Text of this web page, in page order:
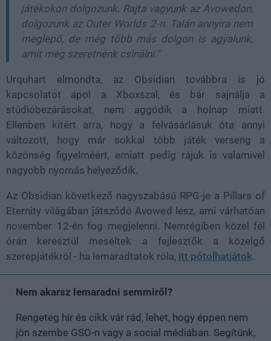
játékokon dolgozunk. Rajta vagyunk az Avowedon,
dolgozunk az Outer Worlds 2-n. Talán annyira nem
meglepő, de még több más dolgon is agyalunk,
amit meg szeretnénk csinálni."
Urquhart elmondta, az Obsidian továbbra is jó
kapcsolatot ápol a Xboxszal, és bár sajnálja a
stúdióbezárásokat, nem aggódik a holnap miatt.
Ellenben kitért arra, hogy a felvásárlásuk óta annyi
változott, hogy már sokkal több játék verseng a
közönség figyelméért, emiatt pedig rájuk is valamivel
nagyobb nyomás helyeződik.
Az Obsidian következő nagyszabású RPG-je a Pillars of
Eternity világában játszódó Avowed lesz, ami várhatóan
november 12-én fog megjelenni. Nemrégiben közel fél
órán keresztül meséltek a fejlesztők a közelgő
szerepjátékról - ha lemaradtatok róla, itt pótolhatjátok.
Nem akarsz lemaradni semmiről?
Rengeteg hír és cikk vár rád, lehet, hogy éppen nem
jön szembe GSO-n vagy a social médiában. Segítünk,